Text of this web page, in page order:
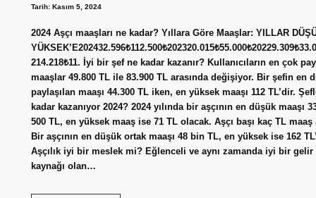
Tarih: Kasım 5, 2024
2024 Aşçı maaşları ne kadar? Yıllara Göre Maaşlar: YILLAR
214.218₺11. İyi bir şef ne kadar kazanır? Kullanıcıların en çok
maaşlar 49.800 TL ile 83.900 TL arasında değişiyor. Bir şefin en
paylaşılan maaşı 44.300 TL iken, en yüksek maaşı 112 TL’dir.
kadar kazanıyor 2024? 2024 yılında bir aşçının en düşük maaşı
500 TL, en yüksek maaş ise 71 TL olacak. Aşçı başı kaç TL maaş
Bir aşçının en düşük ortak maaşı 48 bin TL, en yüksek ise 162
Aşçılık iyi bir meslek mi? Eğlenceli ve aynı zamanda iyi bir gelir
kaynağı olan…